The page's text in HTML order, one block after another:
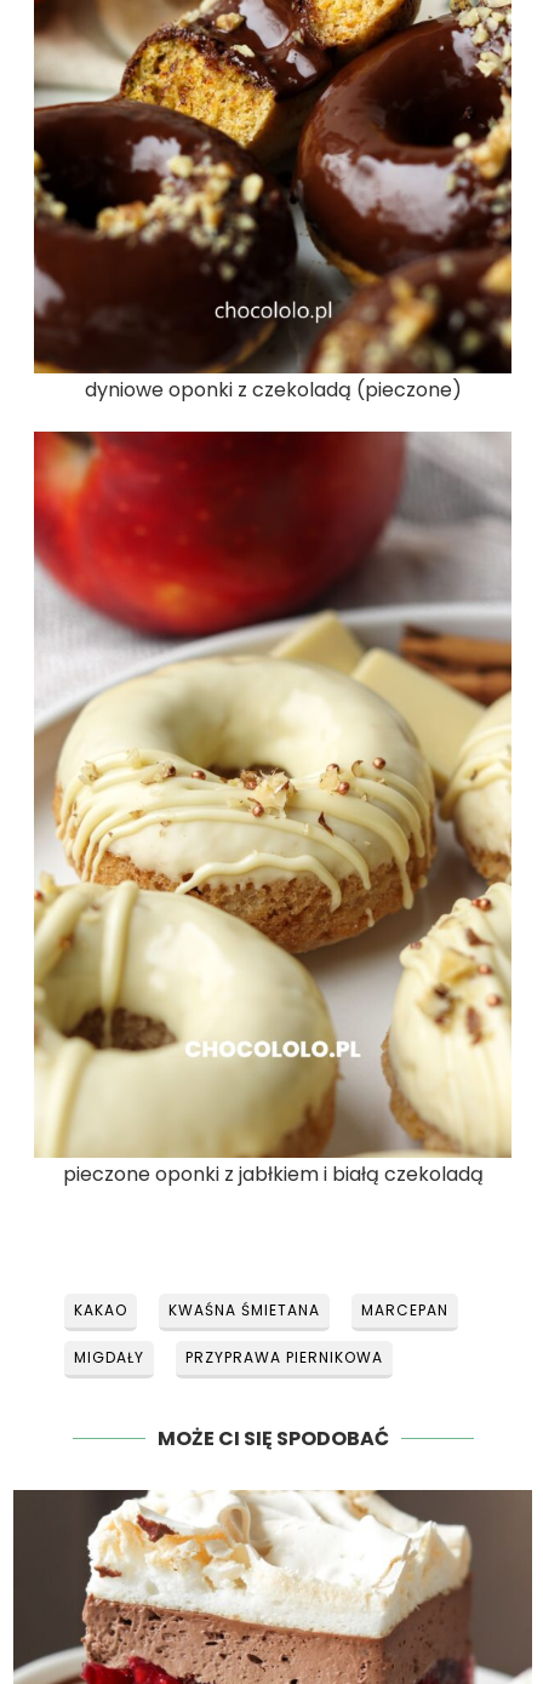
dyniowe oponki z czekoladą (pieczone)
pieczone oponki z jabłkiem i białą czekoladą
KAKAO KWAŚNA ŚMIETANA MARCEPAN
MIGDAŁY PRZYPRAWA PIERNIKOWA
MOŻE CI SIĘ SPODOBAĆ